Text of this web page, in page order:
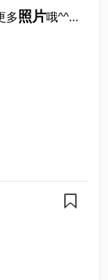
多照片哦^^...